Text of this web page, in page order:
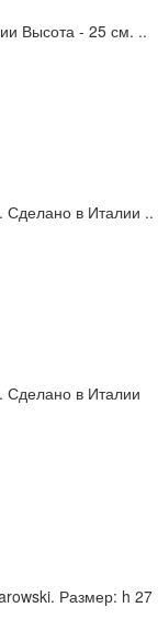
Высота - 25 см. ..
Сделано в Италии ..
Сделано в Италии
Размер: h 27